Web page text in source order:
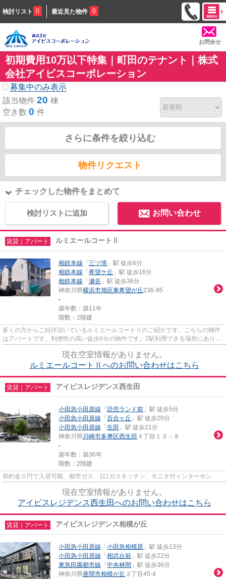
検討リスト 0 最近見た物件 0
お問合せ
初期費用10万以下特集｜町田のテナント｜株式
会社アイビスコーポレーション
募集中のみ表示
該当物件 20 棟
空き数 0 件
さらに条件を絞り込む
物件リクエスト
チェックした物件をまとめて
検討リストに追加 お問い合わせ
賃貸｜アパート ルミエールコートⅡ
相鉄本線 「 三ツ境 」駅 徒歩6分
相鉄本線 「 希望ケ丘 」駅 徒歩16分
相鉄本線 「 瀬谷 」駅 徒歩36分
神奈川県横浜市旭区東希望が丘236-95
-
築年数：築11年
階数：2階建
多くの方からご好評頂いているルミエールコートⅡのご紹介です。こちらの物件
はアパートです。利便性の高い徒歩6分の物件です。2駅利用できる場所にあり、
現在空室情報がありません。
ルミエールコートⅡへのお問い合わせはこちら
賃貸｜アパート アイビスレジデンス西生田
小田急小田原線 「 読売ランド前 」駅 徒歩5分
小田急小田原線 「 百合ヶ丘 」駅 徒歩20分
小田急小田原線 「 生田 」駅 徒歩21分
神奈川県川崎市多摩区西生田 ４丁目１３－８
-
築年数：築36年
階数：2階建
契約金０円で入居可能、都市ガス、1口ガスキッチン、モニタ付インターホン
現在空室情報がありません。
アイビスレジデンス西生田へのお問い合わせはこちら
賃貸｜アパート アイビスレジデンス相模が丘
小田急小田原線 「 小田急相模原 」駅 徒歩13分
小田急小田原線 「 相武台前 」駅 徒歩22分
東急田園都市線 「 中央林間 」駅 徒歩36分
神奈川県座間市相模が丘 ３丁目45-4